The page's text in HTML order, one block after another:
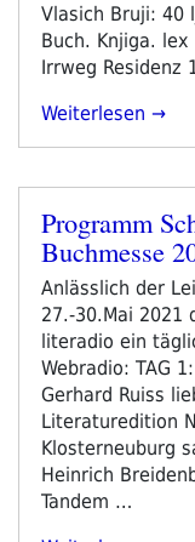
Vlasich Bruji: 40
Buch. Knjiga.
Irrweg Residenz
„Programm
Buchmesse
2021
–
2“
Weiterlesen
Veröffentlicht
am
Programm
Buchmesse
Anlässlich der
27.-30.Mai
literadio ein
Webradio: TAG
Gerhard Ruiss
Literaturedition
Klosterneuburg
Heinrich
Tandem …